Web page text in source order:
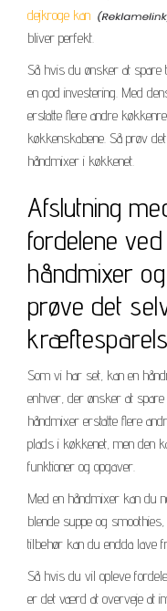
dejkroge kan
bliver perfekt.
Så hvis du ønsker at
en god investering. Med
erstatte flere andre
køkkenskabene. Så prøv
håndmixer i køkkenet.
Afslutning
fordelene
håndmixer
prøve det
Som vi har set, kan en
enhver, der ønsker at
håndmixer erstatte flere
plads i køkkenet, men den
funktioner og opgaver.
Med en håndmixer kan du
blende suppe og
tilbehør kan du endda lave
Så hvis du vil opleve
er det værd at overveje at